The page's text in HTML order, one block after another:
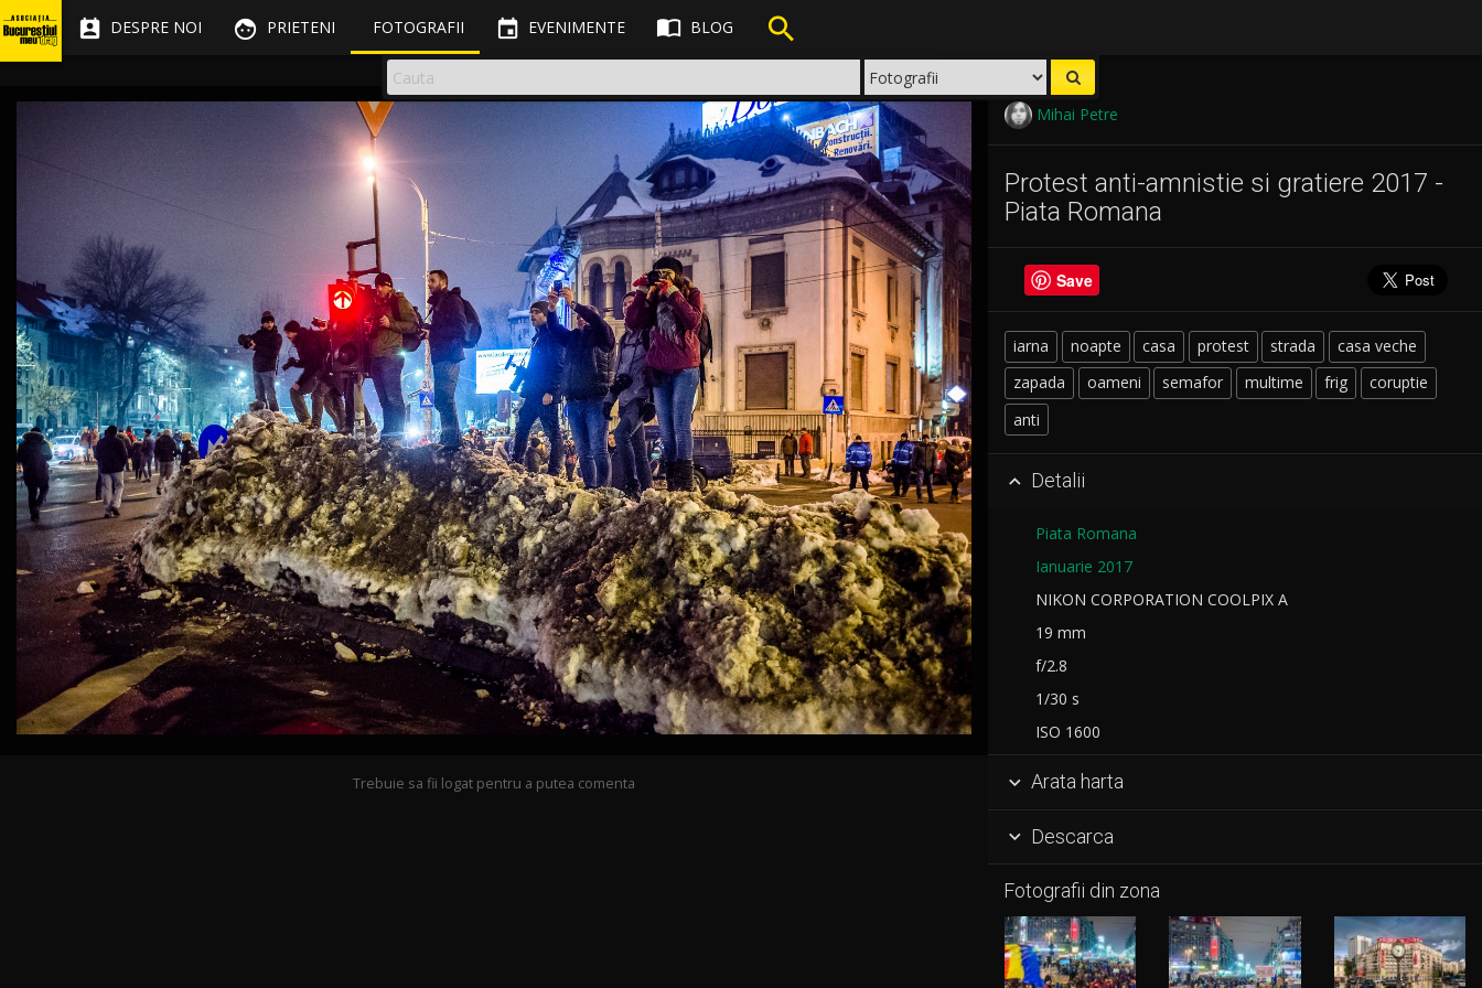
 DESPRE NOI  PRIETENI FOTOGRAFII  EVENIMENTE  BLOG 
Mihai Petre
Protest anti-amnistie si gratiere 2017 -
Piata Romana
Save
iarna noapte casa protest strada
casa veche
zapada
oameni semafor multime frig
coruptie
anti
 Detalii
Piata Romana
Ianuarie 2017
NIKON CORPORATION COOLPIX A
19 mm
f/2.8
1/30 s
ISO 1600
 Arata harta
 Descarca
Fotografii din zona
Trebuie sa fii logat pentru a putea comenta